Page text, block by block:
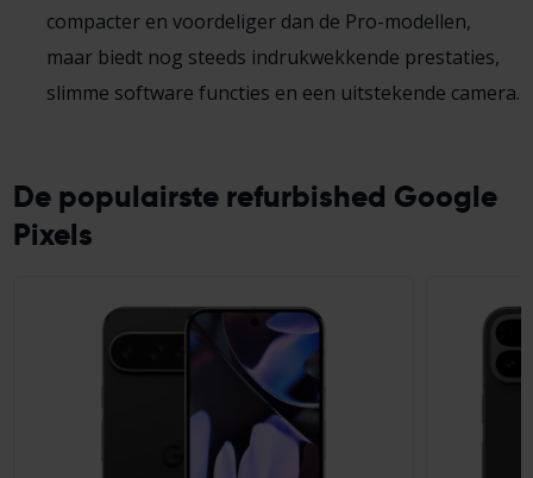
compacter en voordeliger dan de Pro-modellen,
maar biedt nog steeds indrukwekkende prestaties,
slimme software functies en een uitstekende camera.
De populairste refurbished Google
Pixels